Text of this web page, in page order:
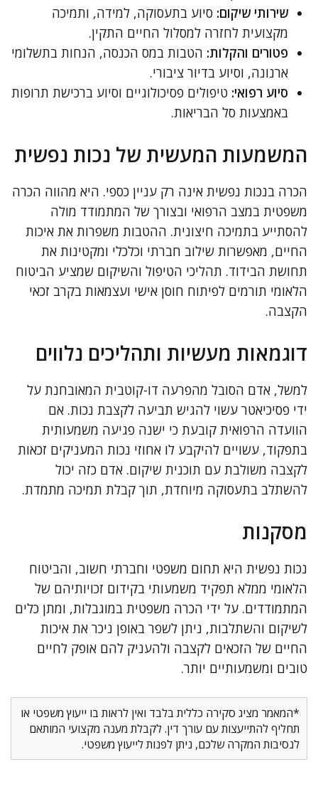
שירותי שיקום: סיוע בתעסוקה, למידה, ותמיכה
מקצועית לחזרה למסלול החיים התקין.
פטורים והקלות: הטבות במס הכנסה, הנחות בתשלומי
ארנונה, וסיוע בדיור ציבורי.
סיוע רפואי: טיפולים פסיכולוגיים וסיוע ברכישת תרופות
באמצעות סל הבריאות.
המשמעות המעשית של נכות נפשית
הכרה בנכות נפשית אינה רק עניין כספי. היא מהווה הכרה
משפטית במצב הרפואי ובצורך של המתמודד מולה
להסתייע בתמיכה חיצונית. ההטבות משפרות את איכות
החיים, מאפשרות שילוב חברתי וכלכלי ומקטינות את
תחושת הבידוד. תהליכי הטיפול והשיקום שמציע הביטוח
הלאומי תורמים לפיתוח חוסן אישי ועצמאות בקרב זכאי
הקצבה.
דוגמאות מעשיות ותהליכים נלווים
למשל, אדם הסובל מהפרעה דו-קוטבית המאובחנת על
ידי פסיכיאטר עשוי להגיש תביעה לקצבת נכות. אם
הוועדה הרפואית קובעת כי ישנה פגיעה משמעותית
בתפקוד, עשויים להיקבע לו אחוזי נכות המעניקים זכאות
לקצבה משולבת עם תוכנית שיקום. אדם כזה יכול
להשתלב בתעסוקה מיוחדת, תוך קבלת תמיכה מתמדת.
מסקנות
נכות נפשית היא תחום משפטי וחברתי חשוב, והביטוח
הלאומי ממלא תפקיד משמעותי בקידום זכויותיהם של
המתמודדים. על ידי הכרה משפטית במוגבלות, ומתן כלים
לשיקום והשתלבות, ניתן לשפר באופן ניכר את איכות
החיים של הזכאים לקצבה ולהעניק להם אופק לחיים
טובים ומשמעותיים יותר.
*המאמר מציג סקירה כללית בלבד ואין לראות בו ייעוץ משפטי או
תחליף להתייעצות עם עורך דין. לקבלת מענה מקצועי המותאם
לנסיבות המקרה שלכם, ניתן לפנות לייעוץ משפטי.